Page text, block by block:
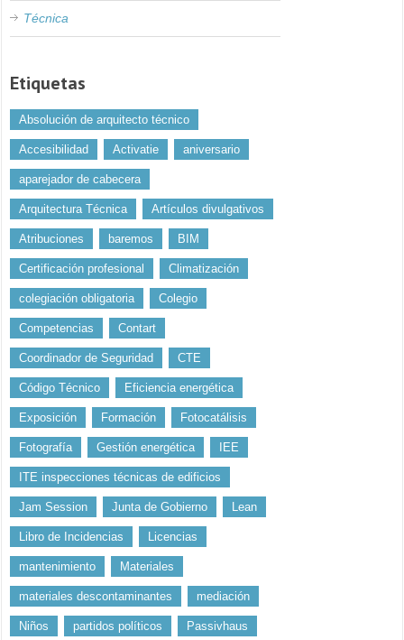
Técnica
Etiquetas
Absolución de arquitecto técnico
Accesibilidad Activatie aniversario
aparejador de cabecera
Arquitectura Técnica Artículos divulgativos
Atribuciones baremos BIM
Certificación profesional Climatización
colegiación obligatoria Colegio
Competencias Contart
Coordinador de Seguridad CTE
Código Técnico Eficiencia energética
Exposición Formación Fotocatálisis
Fotografía Gestión energética IEE
ITE inspecciones técnicas de edificios
Jam Session Junta de Gobierno Lean
Libro de Incidencias Licencias
mantenimiento Materiales
materiales descontaminantes mediación
Niños partidos políticos Passivhaus